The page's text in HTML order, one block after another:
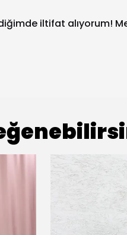
iltifat alıyorum!